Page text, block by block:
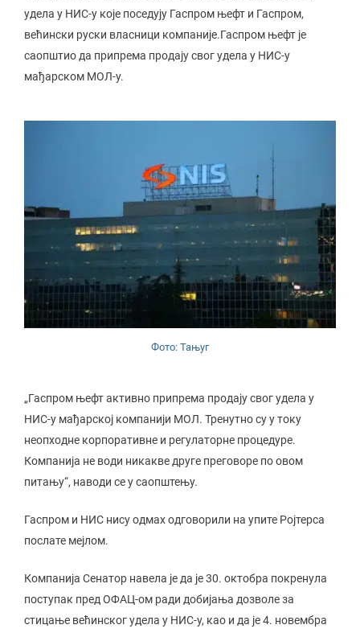
удела у НИС-у које поседују Гаспром њефт и Гаспром,
већински руски власници компаније.Гаспром њефт је
саопштио да припрема продају свог удела у НИС-у
мађарском МОЛ-у.
Фото: Тањуг
„Гаспром њефт активно припрема продају свог удела у
НИС-у мађарској компанији МОЛ. Тренутно су у току
неопходне корпоративне и регулаторне процедуре.
Компанија не води никакве друге преговоре по овом
питању“, наводи се у саопштењу.
Гаспром и НИС нису одмах одговорили на упите Ројтерса
послате мејлом.
Компанија Сенатор навела је да је 30. октобра покренула
поступак пред ОФАЦ-ом ради добијања дозволе за
стицање већинског удела у НИС-у, као и да је 4. новембра